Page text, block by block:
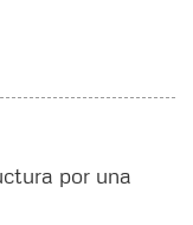
por una